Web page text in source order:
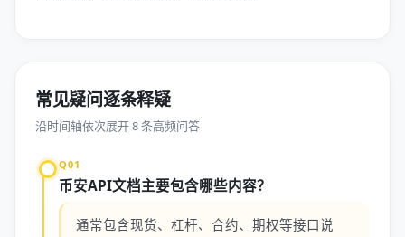
常见疑问逐条释疑
沿时间轴依次展开 8 条高频问答
Q01
币安API文档主要包含哪些内容？
通常包含现货、杠杆、合约、期权等接口说